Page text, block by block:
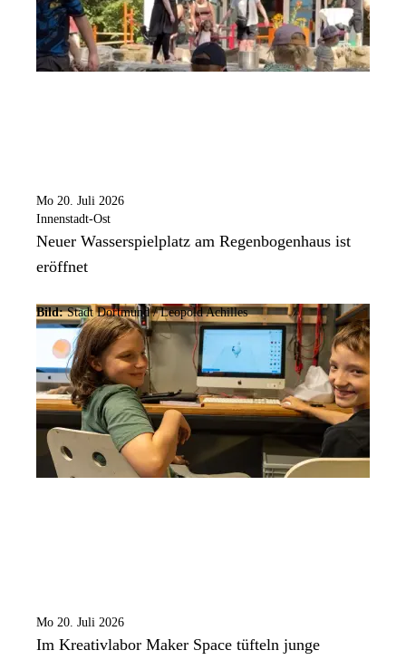
Mo 20. Juli 2026
Innenstadt-Ost
Neuer Wasserspielplatz am Regenbogenhaus ist
eröffnet
Bild:Stadt Dortmund /Leopold Achilles
Mo 20. Juli 2026
Im Kreativlabor Maker Space tüfteln junge